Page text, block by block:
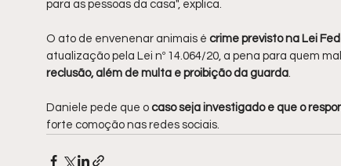
para as pessoas da casa", explica.
O ato de envenenar animais é crime previsto na Lei
atualização pela Lei nº 14.064/20, a pena para quem
reclusão, além de multa e proibição da guarda.
Daniele pede que o caso seja investigado e que o
forte comoção nas redes sociais.